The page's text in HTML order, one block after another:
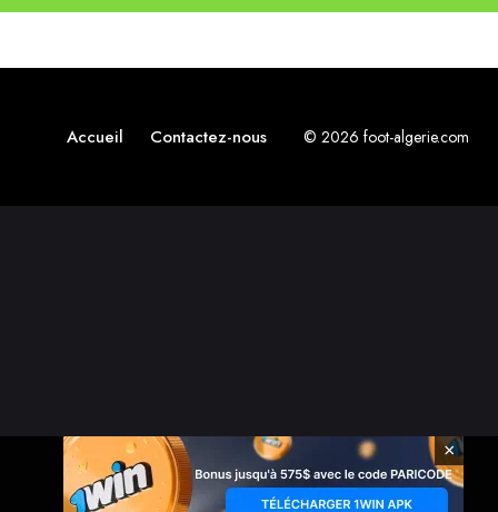
Accueil Contactez-nous © 2026 foot-algerie.com
×